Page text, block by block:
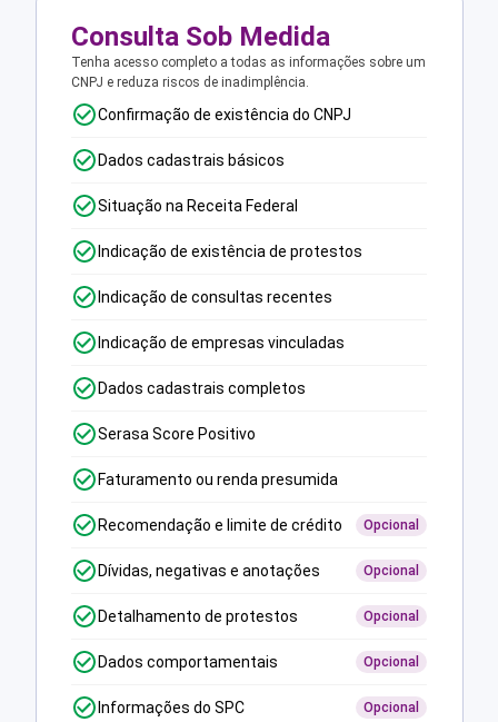
Consulta Sob Medida
Tenha acesso completo a todas as informações sobre um
CNPJ e reduza riscos de inadimplência.
Confirmação de existência do CNPJ
Dados cadastrais básicos
Situação na Receita Federal
Indicação de existência de protestos
Indicação de consultas recentes
Indicação de empresas vinculadas
Dados cadastrais completos
Serasa Score Positivo
Faturamento ou renda presumida
Recomendação e limite de crédito Opcional
Dívidas, negativas e anotações Opcional
Detalhamento de protestos Opcional
Dados comportamentais Opcional
Informações do SPC Opcional